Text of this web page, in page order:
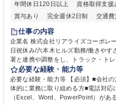
年間休日120日以上
資格取得支援
賞与あり
完全週休2日制 交通費
仕事の内容
企業名 株式会社リアライズコーポレーション 求人名 【本社
日祝休み/六本木ヒルズ勤務/働きやすさ◎ 仕事の内容 整備工場や
署と連携や調整をし、トラック・ト
だきます。※営業所：主にお客様から
ンスし、次のお客様にお貸し出しするための拠点 【具
場への整備発注・入出庫調整、社内
スケジュール管理■返却車両の整備
必要な経験・能力等
必要な経験・能力等 【必須】■会社
体的に業務に取り組める方■電話対
（Excel、Word、PowerPoint）がある方 【歓迎】■物流・運送・自